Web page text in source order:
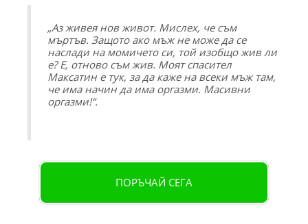
„Аз живея нов живот. Мислех, че съм
мъртъв. Защото ако мъж не може да се
наслади на момичето си, той изобщо жив ли
е? Е, отново съм жив. Моят спасител
Максатин е тук, за да каже на всеки мъж там,
че има начин да има оргазми. Масивни
оргазми!“.
ПОРЪЧАЙ СЕГА